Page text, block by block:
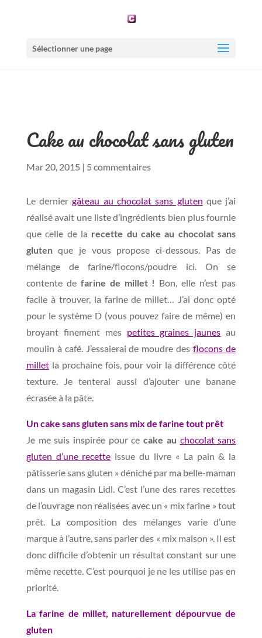
Sélectionner une page
Cake au chocolat sans gluten
Mar 20, 2015 | 5 commentaires
Le derniergâteau au chocolat sans gluten que j’ai
réalisé avait une liste d’ingrédients bien plus fournie
que celle de la recette du cake au chocolat sans
glutenque je vous propose ci-dessous. Pas de
mélange de farine/flocons/poudre ici. On se
contente de farine de millet ! Bon, elle n’est pas
facile à trouver, la farine de millet… J’ai donc opté
pour le système D (vous pouvez faire de même) en
broyant finement mes petites graines jaunes au
moulin à café. J’essaierai de moudre desflocons de
milletla prochaine fois, pour voir la différence côté
texture. Je tenterai aussi d’ajouter une banane
écrasée à la pâte.
Un cake sans gluten sans mix de farine tout prêt
Je me suis inspirée pour ce cake au chocolat sans
gluten d’une recette issue du livre « La pain & la
pâtisserie sans gluten » déniché par ma belle-maman
dans un magasin Lidl. C’est l’une des rares recettes
de l’ouvrage non réalisées avec un « mix farine » tout
prêt. La composition des mélanges varie d’une
marque à l’autre, sans parler des « mix maison ». Il est
donc difficile d’obtenir un résultat constant sur une
même recette. C’est pourquoi je ne les utilise pas en
priorité.
La farine de millet, naturellement dépourvue de
gluten